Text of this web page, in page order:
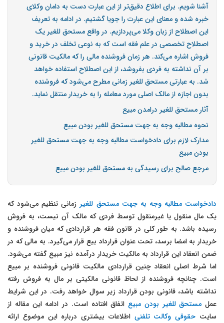
آشنا شویم. برای اطلاع دقیق‌تر از این عبارت دست به دامان وکلای
خبره شده و معنای این عبارت را جویا گشتیم. در ادامه به تعریف
این اصطلاح از زبان وکلا می‌پردازیم. در واقع مستحق للغیر یک
اصطلاح تخصصی در علم فقه است که به نوعی تخلف در خرید و
فروش اشاره می‌کند. هر زمان فروشنده مالی را که مالکیت قانونی
بر آن نداشته به فردی بفروشد، از این اصطلاح استفاده خواهد
شد. به عبارتی مستحق للغیر زمانی مطرح می‌شود که فروشنده
بدون اجازه از مالک اصلی مورد معامله را به خریدار منتقل نماید.
آثار مستحق للغیر درامدن مبیع
نحوه مطالبه وجه به جهت مستحق للغیر بودن مبیع
مدارک لازم برای دادخواست مطالبه وجه به جهت مستحق للغیر
بودن مبیع
مرجع صالح برای رسیدگی به مستحق للغیر بودن مبیع
دادخواست مطالبه وجه به جهت مستحق للغیر زمانی تنظیم می‌شود که
یک مال منقول یا غیرمنقول توسط فردی که مالک آن نیست، به فروش
رسیده باشد. به طور کلی در قانون فقه هر قراردادی که میان فروشنده و
خریدار به امضا برسد، تحت عنوان قرارداد بیع قرار می‌گیرد. به مالی که در
ضمن انعقاد این قرارداد به مالکیت خریدار درآمده نیز مبیع گفته می‌شود.
اما شرط اصلی انعقاد چنین قراردادی مالکیت قانونی فروشنده بر مبیع
است. چنانچه فروشنده از لحاظ قانونی مالکیتی بر مال به فروش رفته
نداشته باشد، قانونی بودن قرارداد زیر سوال خواهد رفت. در این شرایط
عمل مستحق للغیر بودن مبیع اتفاق افتاده است. در ادامه این مقاله از
سایت حقوقی وکالت تلفنی اطلاعات بیشتری درباره این موضوع ارائه